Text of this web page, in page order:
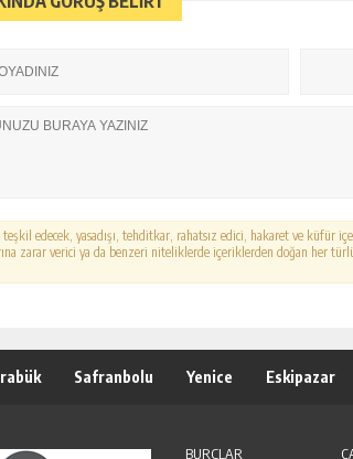
teşkil edecek, yasadışı, tehditkar, rahatsız edici, hakaret ve küfür
zarar verici ya da benzeri niteliklerde içeriklerden doğan her
Safranbolu Yenice Eskipazar
BURÇLAR